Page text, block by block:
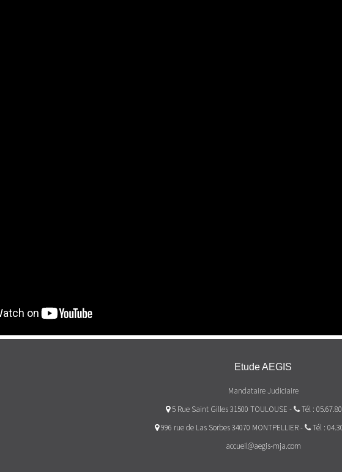
Etude AEGIS
Mandataire Judiciaire
5 Rue Saint Gilles 31500 TOULOUSE -
Tél :
996 rue de Las Sorbes 34070 MONTPELLIER-
Tél :
accueil@aegis-mja.com